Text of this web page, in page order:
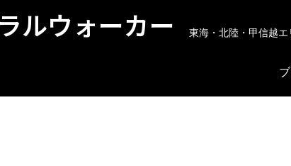
ルウォーカー 東海・北陸・甲信越